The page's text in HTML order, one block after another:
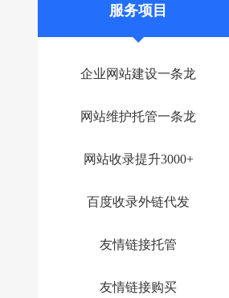
服务项目
企业网站建设一条龙
网站维护托管一条龙
网站收录提升3000+
百度收录外链代发
友情链接托管
友情链接购买